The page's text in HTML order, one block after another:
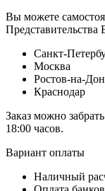
Вы можете
Представительства
Санкт-
Москва
Ростов-на-
Краснодар
Заказ можно
18:00 часов.
Вариант оплаты
Наличный